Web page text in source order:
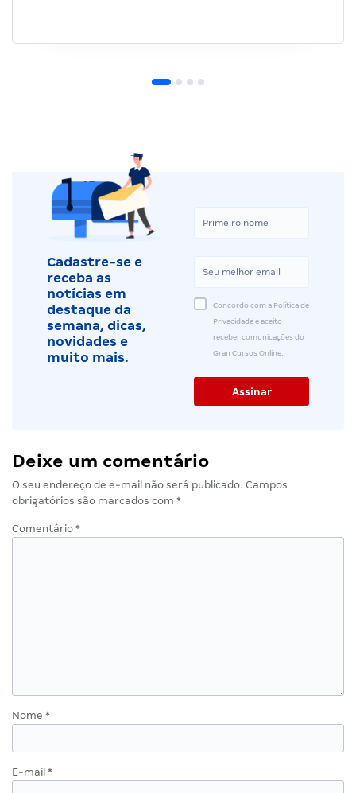
Cadastre-se e
receba as
notícias em
destaque da
semana, dicas,
novidades e
muito mais.
Concordo com a Política de
Privacidade e aceito
receber comunicações do
Gran Cursos Online.
Deixe um comentário
O seu endereço de e-mail não será publicado. Campos
obrigatórios são marcados com *
Comentário *
Nome *
E-mail *